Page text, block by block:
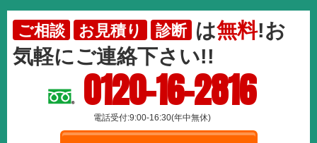
ご相談 お見積り 診断 は無料!お
気軽にご連絡下さい!!
0120-16-2816
電話受付:9:00-16:30(年中無休)